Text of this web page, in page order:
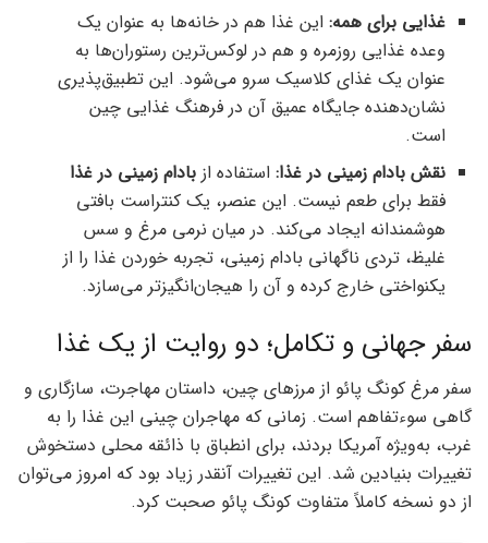
غذایی برای همه: این غذا هم در خانه‌ها به عنوان یک
وعده غذایی روزمره و هم در لوکس‌ترین رستوران‌ها به
عنوان یک غذای کلاسیک سرو می‌شود. این تطبیق‌پذیری
نشان‌دهنده جایگاه عمیق آن در فرهنگ غذایی چین
است.
نقش بادام زمینی در غذا: استفاده از بادام زمینی در غذا
فقط برای طعم نیست. این عنصر، یک کنتراست بافتی
هوشمندانه ایجاد می‌کند. در میان نرمی مرغ و سس
غلیظ، تردی ناگهانی بادام زمینی، تجربه خوردن غذا را از
یکنواختی خارج کرده و آن را هیجان‌انگیزتر می‌سازد.
سفر جهانی و تکامل؛ دو روایت از یک غذا
سفر مرغ کونگ پائو از مرزهای چین، داستان مهاجرت، سازگاری و
گاهی سوءتفاهم است. زمانی که مهاجران چینی این غذا را به
غرب، به‌ویژه آمریکا بردند، برای انطباق با ذائقه محلی دستخوش
تغییرات بنیادین شد. این تغییرات آنقدر زیاد بود که امروز می‌توان
از دو نسخه کاملاً متفاوت کونگ پائو صحبت کرد.